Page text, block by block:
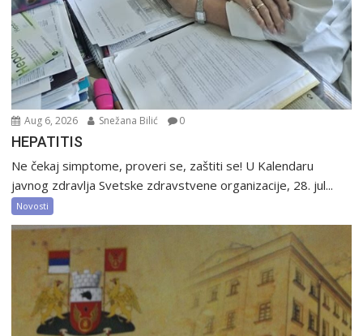
Aug 6, 2026 Snežana Bilić 0
HEPATITIS
Ne čekaj simptome, proveri se, zaštiti se! U Kalendaru
javnog zdravlja Svetske zdravstvene organizacije, 28. jul...
Novosti